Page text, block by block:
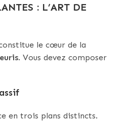
: L’ART DE
le cœur de la
. Vous devez composer
en trois plans distincts.